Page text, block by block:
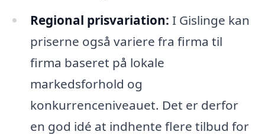
Regional prisvariation: I Gislinge kan
priserne også variere fra firma til
firma baseret på lokale
markedsforhold og
konkurrenceniveauet. Det er derfor
en god idé at indhente flere tilbud for